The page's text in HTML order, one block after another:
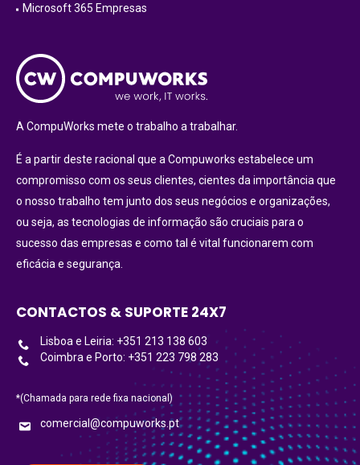
Microsoft 365 Empresas
A CompuWorks mete o trabalho a trabalhar.
É a partir deste racional que a Compuworks estabelece um
compromisso com os seus clientes, cientes da importância que
o nosso trabalho tem junto dos seus negócios e organizações,
ou seja, as tecnologias de informação são cruciais para o
sucesso das empresas e como tal é vital funcionarem com
eficácia e segurança.
CONTACTOS & SUPORTE 24X7
Lisboa e Leiria: +351 213 138 603
Coimbra e Porto: +351 223 798 283
*(Chamada para rede fixa nacional)
comercial@compuworks.pt